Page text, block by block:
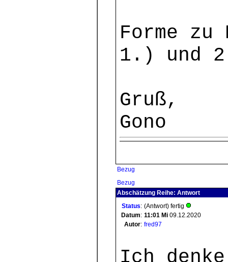
Forme zu
1.) und
Gruß,
Gono
Bezug
Bezug
Abschätzung Reihe: Antwort
Status: (Antwort) fertig
Datum: 11:01 Mi 09.12.2020
Autor: fred97
Ich